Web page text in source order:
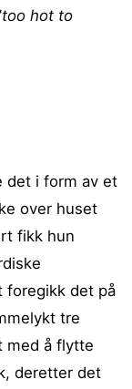
too hot to
det i form av et
over huset
fikk hun
foregikk det på
tre
med å flytte
deretter det